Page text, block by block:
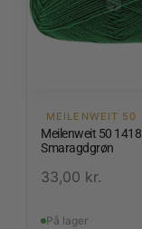
MEILENWEIT 50
Meilenweit 50 1418
Smaragdgrøn
33,00 kr.
På lager